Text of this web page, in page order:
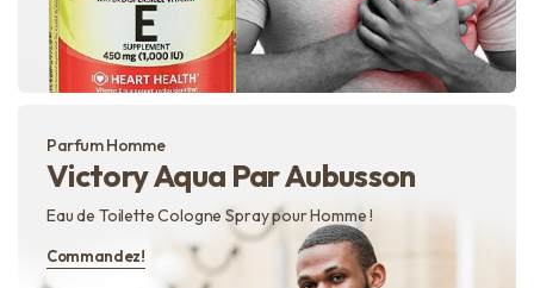
Parfum Homme
Victory Aqua Par Aubusson
Eau de Toilette Cologne Spray pour Homme !
Commandez!